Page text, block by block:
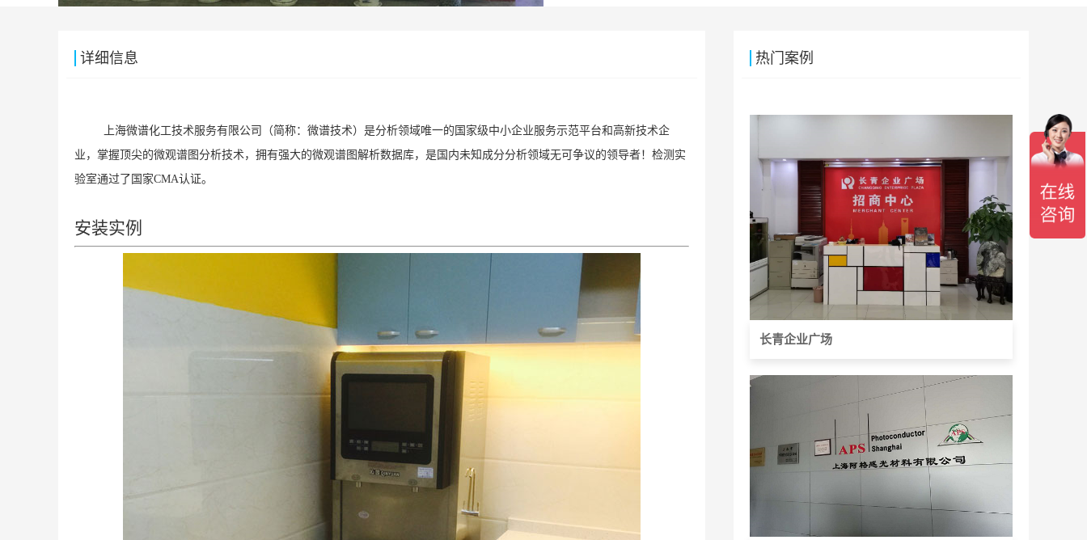
详细信息
上海微谱化工技术服务有限公司（简称：微谱技术）是分析领域唯一的国家级中小企业服务示范平台和高新技术企
业，掌握顶尖的微观谱图分析技术，拥有强大的微观谱图解析数据库，是国内未知成分分析领域无可争议的领导者！检测实
验室通过了国家CMA认证。
安装实例
热门案例
长青企业广场